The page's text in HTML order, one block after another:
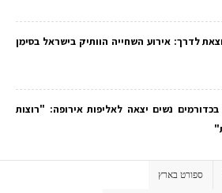
ספידו בכנרת ה-71 יוצאת לדרך: אירוע השחייה הוותיק בישראל בסימן
נשים יצאה לאליפות אירופה: "רוצות
ספורט בארץ